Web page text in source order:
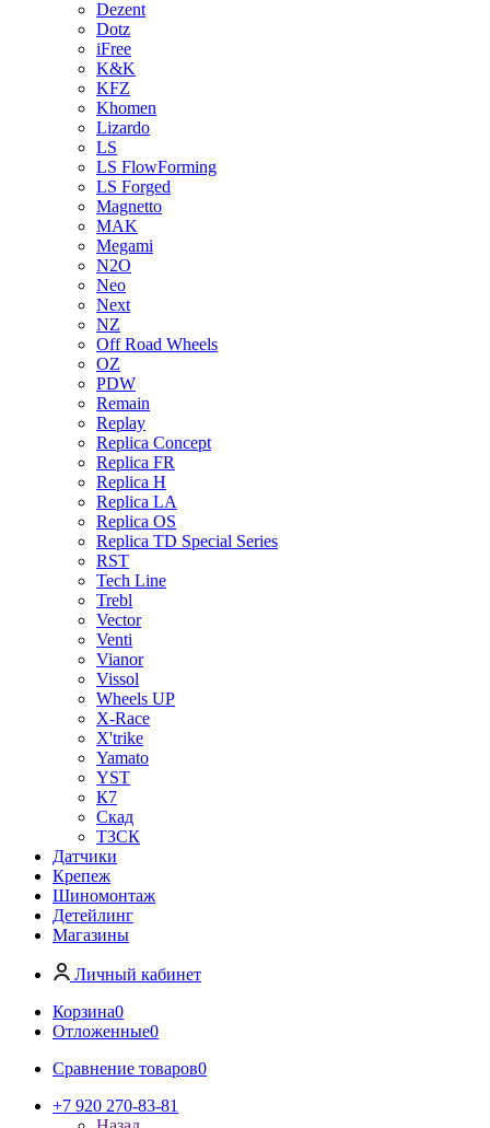
Dezent
Dotz
iFree
K&K
KFZ
Khomen
Lizardo
LS
LS FlowForming
LS Forged
Magnetto
MAK
Megami
N2O
Neo
Next
NZ
Off Road Wheels
OZ
PDW
Remain
Replay
Replica Concept
Replica FR
Replica H
Replica LA
Replica OS
Replica TD Special Series
RST
Tech Line
Trebl
Vector
Venti
Vianor
Vissol
Wheels UP
X-Race
X'trike
Yamato
YST
К7
Скад
ТЗСК
Датчики
Крепеж
Шиномонтаж
Детейлинг
Магазины
Личный кабинет
Корзина0
Отложенные0
Сравнение товаров0
+7 920 270-83-81